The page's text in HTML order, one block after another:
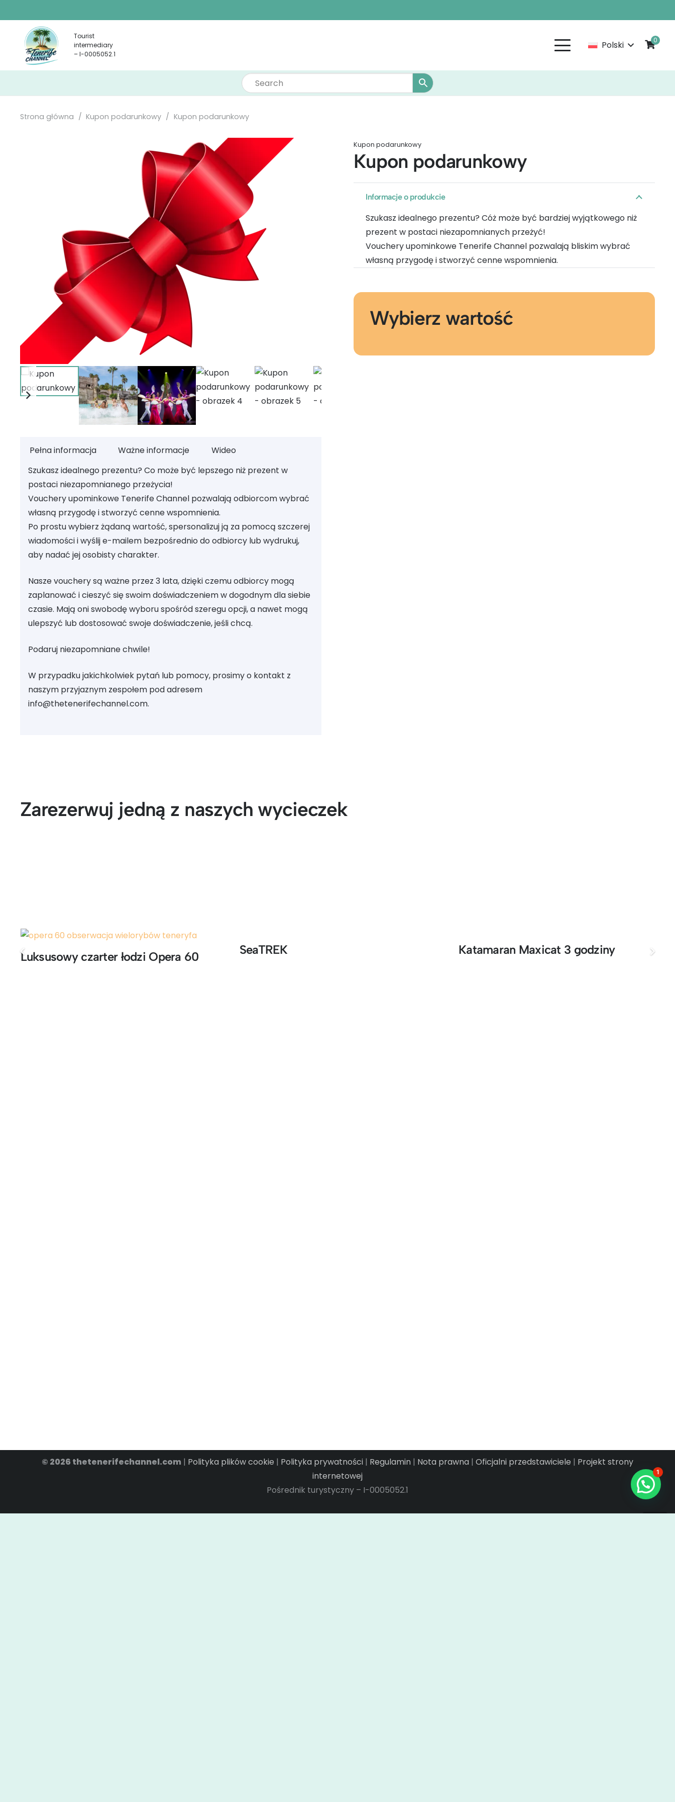
Tourist
intermediary
– I-0005052.1
Polski 0
Strona główna / Kupon podarunkowy / Kupon podarunkowy
Pełna informacja Ważne informacje
Wideo
Szukasz idealnego prezentu? Co może być lepszego niż prezent w
postaci niezapomnianego przeżycia!
Vouchery upominkowe Tenerife Channel pozwalają odbiorcom wybrać
własną przygodę i stworzyć cenne wspomnienia.
Po prostu wybierz żądaną wartość, spersonalizuj ją za pomocą szczerej
wiadomości i wyślij e-mailem bezpośrednio do odbiorcy lub wydrukuj,
aby nadać jej osobisty charakter.
Nasze vouchery są ważne przez 3 lata, dzięki czemu odbiorcy mogą
zaplanować i cieszyć się swoim doświadczeniem w dogodnym dla siebie
czasie. Mają oni swobodę wyboru spośród szeregu opcji, a nawet mogą
ulepszyć lub dostosować swoje doświadczenie, jeśli chcą.
Podaruj niezapomniane chwile!
W przypadku jakichkolwiek pytań lub pomocy, prosimy o kontakt z
naszym przyjaznym zespołem pod adresem
info@thetenerifechannel.com.
Kupon podarunkowy
Kupon podarunkowy
Informacje o produkcie
Szukasz idealnego prezentu? Cóż może być bardziej wyjątkowego niż
prezent w postaci niezapomnianych przeżyć!
Vouchery upominkowe Tenerife Channel pozwalają bliskim wybrać
własną przygodę i stworzyć cenne wspomnienia.
Wybierz wartość
Zarezerwuj jedną z naszych wycieczek
Luksusowy czarter łodzi Opera 60 SeaTREK Katamaran Maxicat 3 godziny
© 2026 thetenerifechannel.com | Polityka plików cookie | Polityka prywatności | Regulamin | Nota prawna | Oficjalni przedstawiciele | Projekt strony
internetowej
Pośrednik turystyczny – I-0005052.1
1